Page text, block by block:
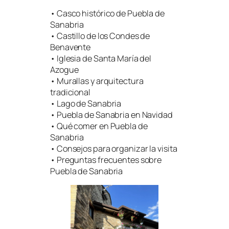
• Casco histórico de Puebla de
Sanabria
• Castillo de los Condes de
Benavente
• Iglesia de Santa María del
Azogue
• Murallas y arquitectura
tradicional
• Lago de Sanabria
• Puebla de Sanabria en Navidad
• Qué comer en Puebla de
Sanabria
• Consejos para organizar la visita
• Preguntas frecuentes sobre
Puebla de Sanabria